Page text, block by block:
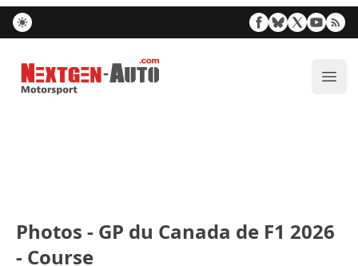
Nextgen-Auto.com
Photos - GP du Canada de F1 2026
- Course